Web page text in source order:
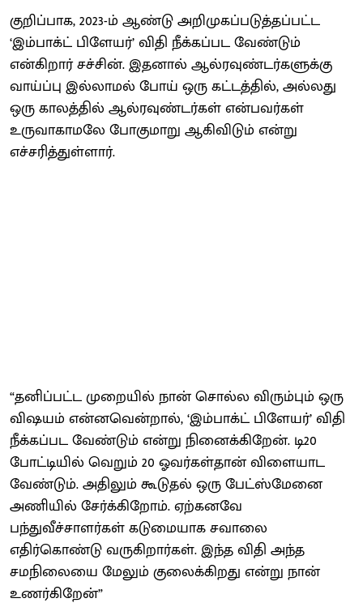
குறிப்பாக, 2023-ம் ஆண்டு அறிமுகப்படுத்தப்பட்ட
‘இம்பாக்ட் பிளேயர்’ விதி நீக்கப்பட வேண்டும்
என்கிறார் சச்சின். இதனால் ஆல்ரவுண்டர்களுக்கு
வாய்ப்பு இல்லாமல் போய் ஒரு கட்டத்தில், அல்லது
ஒரு காலத்தில் ஆல்ரவுண்டர்கள் என்பவர்கள்
உருவாகாமலே போகுமாறு ஆகிவிடும் என்று
எச்சரித்துள்ளார்.
“தனிப்பட்ட முறையில் நான் சொல்ல விரும்பும் ஒரு
விஷயம் என்னவென்றால், ‘இம்பாக்ட் பிளேயர்’ விதி
நீக்கப்பட வேண்டும் என்று நினைக்கிறேன். டி20
போட்டியில் வெறும் 20 ஓவர்கள்தான் விளையாட
வேண்டும். அதிலும் கூடுதல் ஒரு பேட்ஸ்மேனை
அணியில் சேர்க்கிறோம். ஏற்கனவே
பந்துவீச்சாளர்கள் கடுமையாக சவாலை
எதிர்கொண்டு வருகிறார்கள். இந்த விதி அந்த
சமநிலையை மேலும் குலைக்கிறது என்று நான்
உணர்கிறேன்”